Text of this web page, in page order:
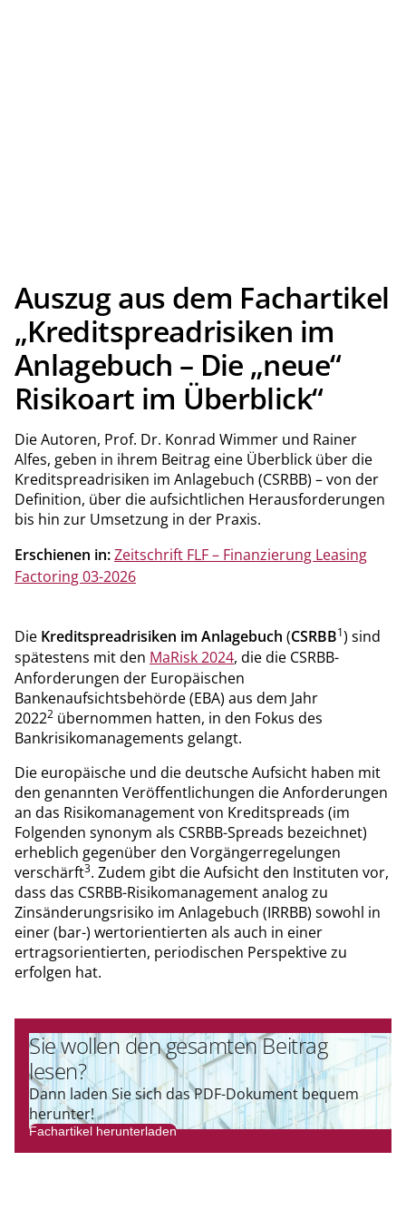
Auszug aus dem Fachartikel
„Kreditspreadrisiken im
Anlagebuch – Die „neue“
Risikoart im Überblick“
Die Autoren, Prof. Dr. Konrad Wimmer und Rainer
Alfes, geben in ihrem Beitrag eine Überblick über die
Kreditspreadrisiken im Anlagebuch (CSRBB) – von der
Definition, über die aufsichtlichen Herausforderungen
bis hin zur Umsetzung in der Praxis.
Erschienen in:Zeitschrift FLF – Finanzierung Leasing
Factoring 03-2026
Die Kreditspreadrisiken im Anlagebuch (CSRBB1) sind
spätestens mit den MaRisk 2024, die die CSRBB-
Anforderungen der Europäischen
Bankenaufsichtsbehörde (EBA) aus dem Jahr
20222 übernommen hatten, in den Fokus des
Bankrisikomanagements gelangt.
Die europäische und die deutsche Aufsicht haben mit
den genannten Veröffentlichungen die Anforderungen
an das Risikomanagement von Kreditspreads (im
Folgenden synonym als CSRBB-Spreads bezeichnet)
erheblich gegenüber den Vorgängerregelungen
verschärft3. Zudem gibt die Aufsicht den Instituten vor,
dass das CSRBB-Risikomanagement analog zu
Zinsänderungsrisiko im Anlagebuch (IRRBB) sowohl in
einer (bar-) wertorientierten als auch in einer
ertragsorientierten, periodischen Perspektive zu
erfolgen hat.
Sie wollen den gesamten Beitrag
lesen?
Dann laden Sie sich das PDF-Dokument bequem
herunter!
Fachartikel herunterladen